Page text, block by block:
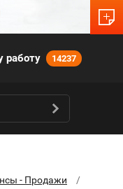
работу 14237
- Продажи